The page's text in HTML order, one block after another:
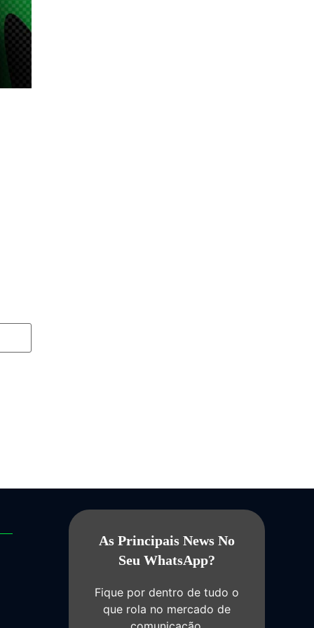
As Principais News No
Seu WhatsApp?
Fique por dentro de tudo o
que rola no mercado de